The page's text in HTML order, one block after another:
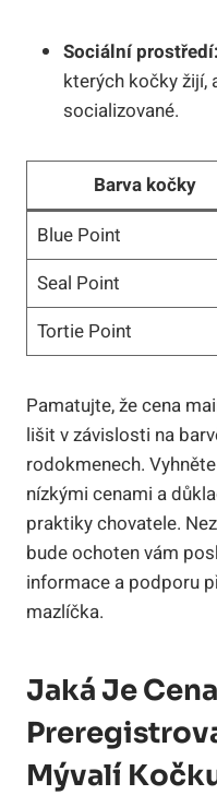
Sociální prostředí:
kterých kočky žijí,
socializované.
Barva kočky
Blue Point
Seal Point
Tortie Point
Pamatujte, že cena
lišit v závislosti na
rodokmenech.
nízkými cenami a
praktiky chovatele.
bude ochoten vám
informace a podporu
mazlíčka.
Jaká Je
Mývalí